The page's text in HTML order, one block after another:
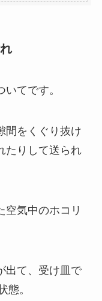
いてです。
間をくぐり抜け
たりして送られ
空気中のホコリ
出て、受け皿で
態。